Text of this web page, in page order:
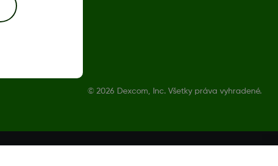
© 2026 Dexcom, Inc. Všetky práva vyhradené.